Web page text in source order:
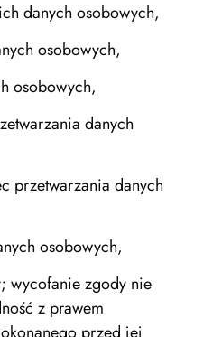
danych osobowych,
osobowych,
osobowych,
danych
przetwarzania danych
osobowych,
wycofanie zgody nie
z prawem